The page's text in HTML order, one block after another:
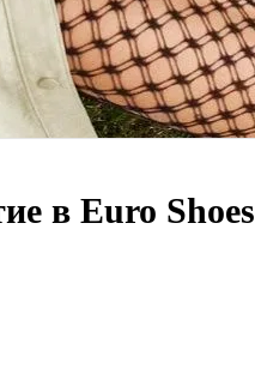
в Euro Shoes